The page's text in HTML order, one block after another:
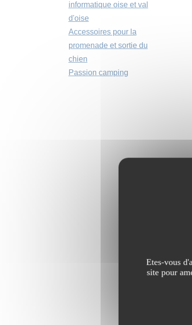
informatique oise et val
d'oise
Accessoires pour la
promenade et sortie du
chien
Passion camping
Etes-vous
site pour